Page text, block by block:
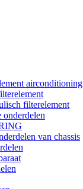
airconditioning
filterelement
van chassis